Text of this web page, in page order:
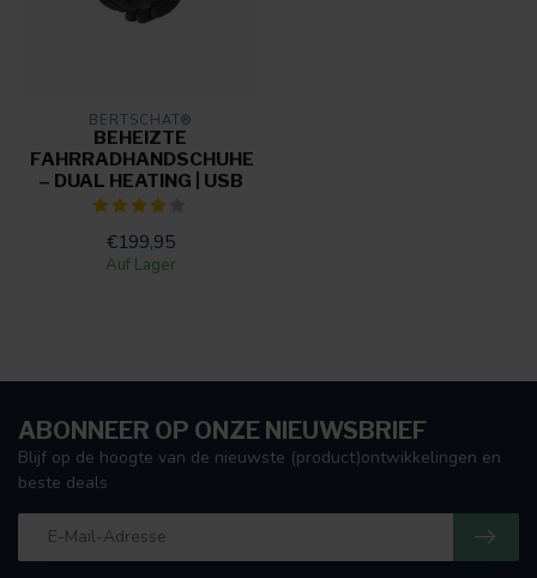
BERTSCHAT®
BEHEIZTE
FAHRRADHANDSCHUHE
– DUAL HEATING | USB
€199,95
Auf Lager
ABONNEER OP ONZE NIEUWSBRIEF
Blijf op de hoogte van de nieuwste (product)ontwikkelingen en
beste deals